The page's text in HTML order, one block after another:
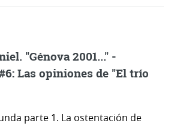
"Génova 2001..." -
Las opiniones de "El trío
parte 1. La ostentación de